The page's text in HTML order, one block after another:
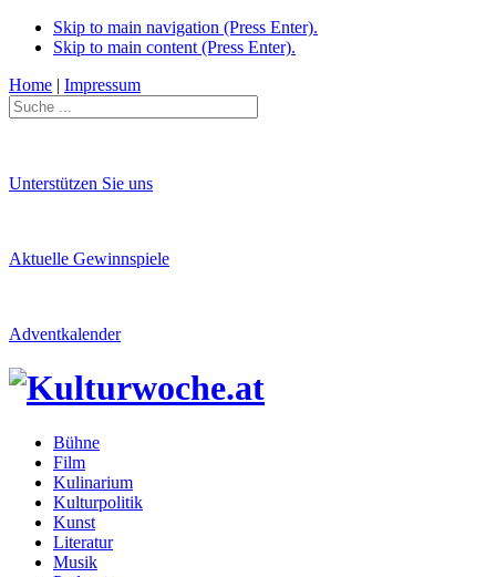
Skip to main navigation (Press Enter).
Skip to main content (Press Enter).
Home | Impressum
Unterstützen Sie uns
Aktuelle Gewinnspiele
Adventkalender
Bühne
Film
Kulinarium
Kulturpolitik
Kunst
Literatur
Musik